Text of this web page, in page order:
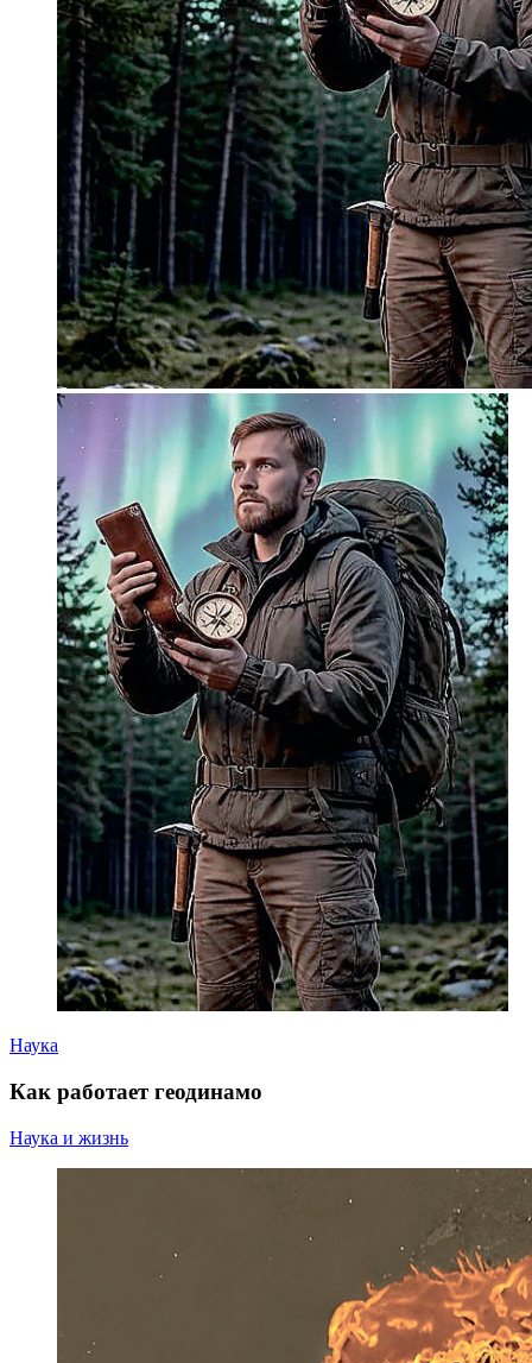
Наука
Как работает геодинамо
Наука и жизнь